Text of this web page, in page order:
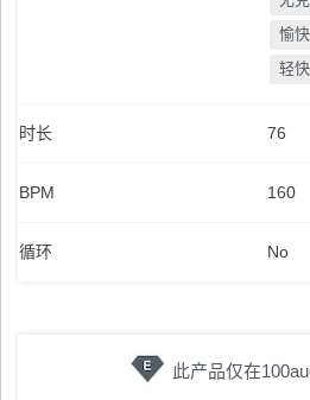
愉快
轻快
时长 76
BPM 160
循环 No
此产品仅在